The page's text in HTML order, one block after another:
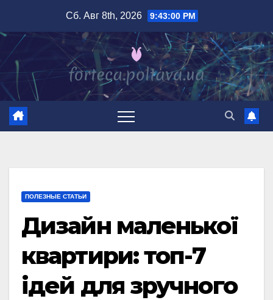
содержимому
Сб. Авг 8th, 2026 9:43:01 PM
ПОЛЕЗНЫЕ СТАТЬИ
Дизайн маленької
квартири: топ-7
ідей для зручного